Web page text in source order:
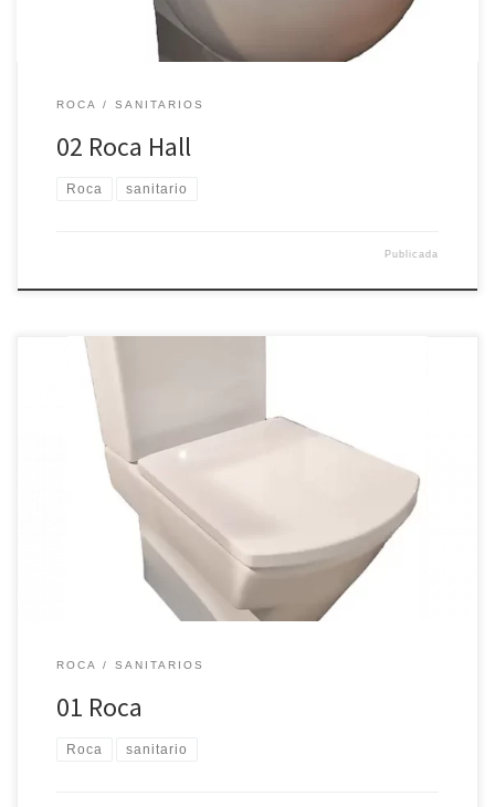
ROCA SANITARIOS
02 Roca Hall
Roca sanitario
Publicada
Hall compacto asiento libre Hall compacto tanque Hall compacto
ROCA SANITARIOS
01 Roca
Roca sanitario